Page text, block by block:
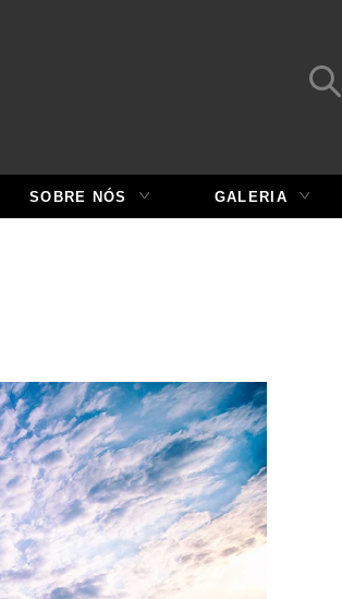
SOBRE NÓS GALERIA